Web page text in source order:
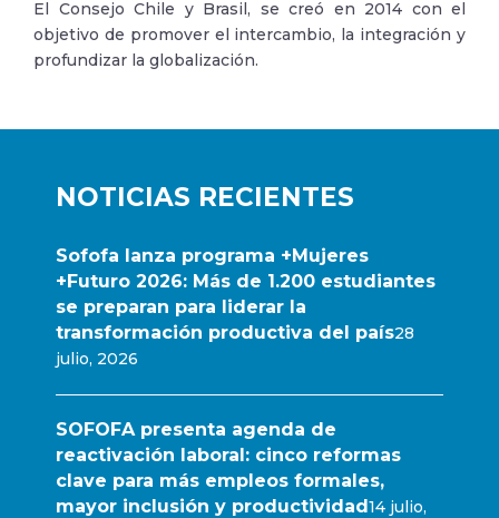
NOTICIAS RECIENTES
Sofofa lanza programa +Mujeres
+Futuro 2026: Más de 1.200 estudiantes
se preparan para liderar la
transformación productiva del país28
julio, 2026
SOFOFA presenta agenda de
reactivación laboral: cinco reformas
clave para más empleos formales,
mayor inclusión y productividad14 julio,
El Consejo Chile y Brasil, se creó en 2014 con el
objetivo de promover el intercambio, la integración y
profundizar la globalización.